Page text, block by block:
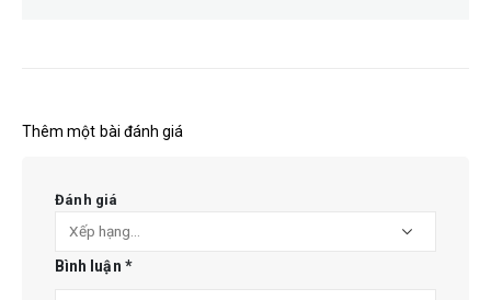
Thêm một bài đánh giá
Đánh giá
Bình luận *